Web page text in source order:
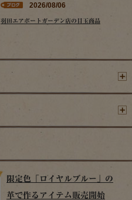
2026/08/06
羽田エアポートガーデン店の目玉商品
限定色「ロイヤルブルー」の
革で作るアイテム販売開始